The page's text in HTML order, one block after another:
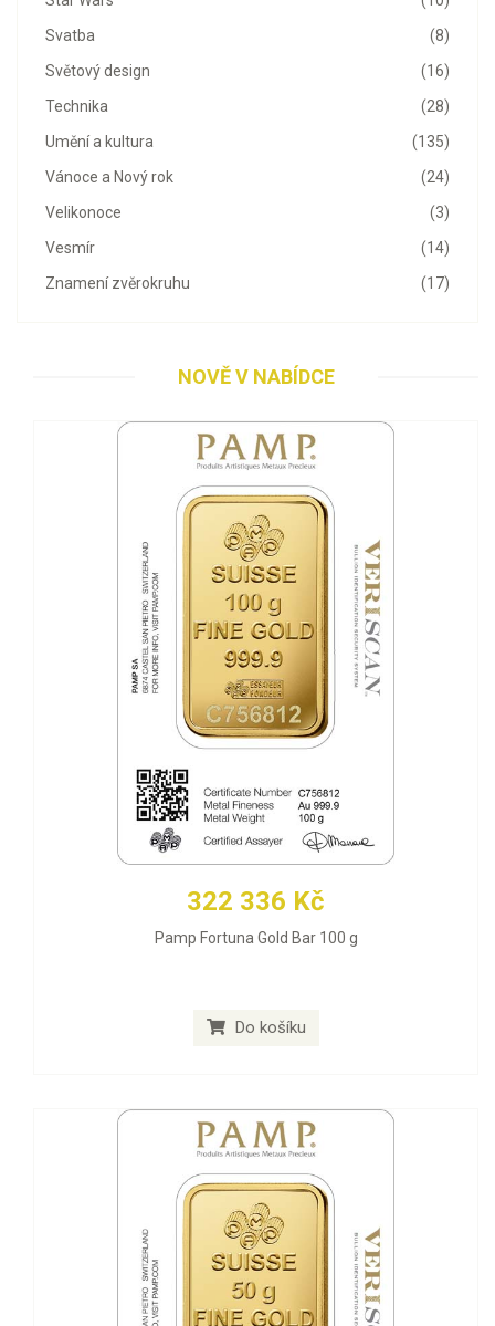
(8)
Svatba
(16)
Světový design
(28)
Technika
(135)
Umění a kultura
(24)
Vánoce a Nový rok
(3)
Velikonoce
(14)
Vesmír
(17)
Znamení zvěrokruhu
NOVĚ V NABÍDCE
322 336 Kč
Pamp Fortuna Gold Bar 100 g
Do košíku